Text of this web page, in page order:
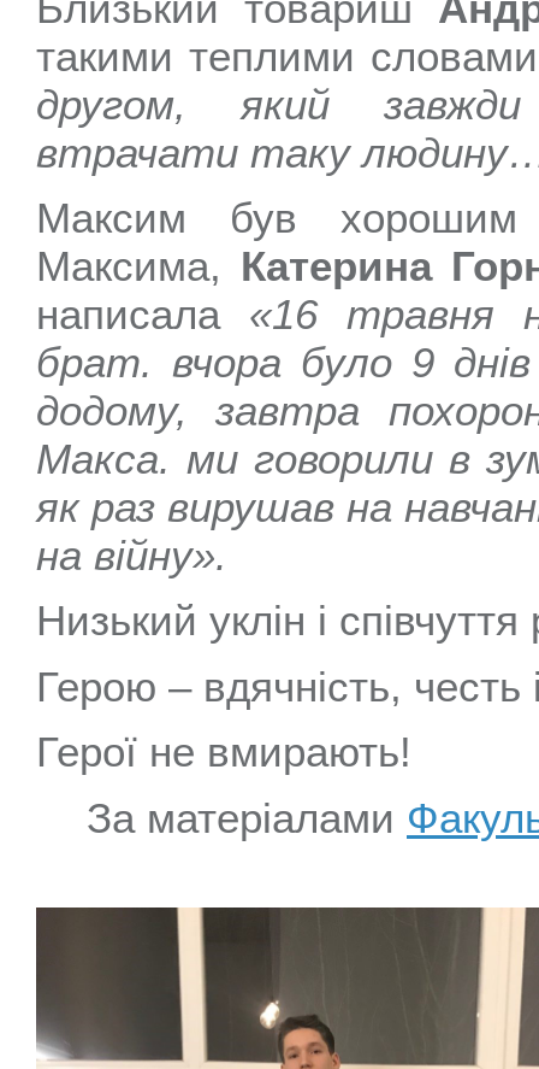
такими теплими
другом, який
втрачати таку
Максим був
Максима, Катерина
написала «16 травня
брат. вчора було 9
додому, завтра
Макса. ми говорили в
як раз вирушав на
на війну».
Низький уклін і
Герою – вдячність, честь
Герої не вмирають!
За матеріалами